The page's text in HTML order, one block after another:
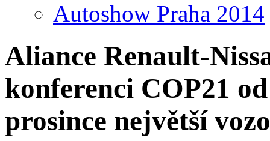
Autoshow Praha 2014
Aliance Renault-
konferenci COP21
prosince největší